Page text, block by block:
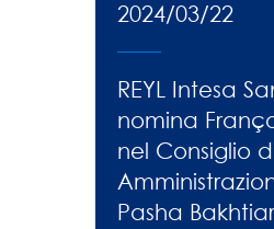
2024/03/22
REYL Intesa
nomina
nel Consiglio
Pasha